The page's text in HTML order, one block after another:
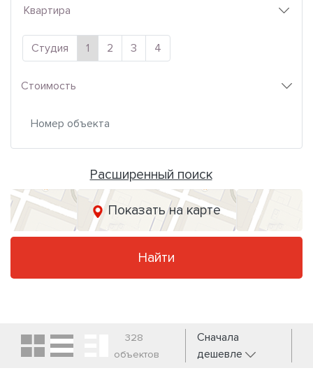
Квартира
Студия 1 2 3 4
Стоимость
Расширенный поиск
Показать на карте
Найти
328
объектов
Сначала
дешевле